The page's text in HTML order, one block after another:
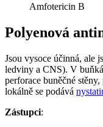
Amfotericin B
Polyenová
Jsou vysoce účinná, ale
ledviny a CNS). V
perforace buněčné
lokálně se podává
Zástupci: